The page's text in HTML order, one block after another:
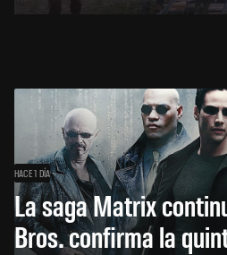
HACE 1 DÍA
La saga Matrix
Bros. confirma la